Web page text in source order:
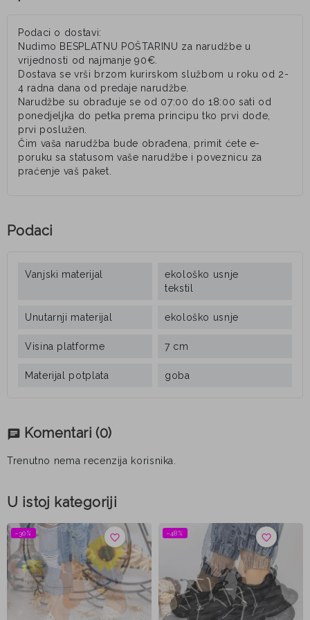
Podaci o dostavi:
Nudimo BESPLATNU POŠTARINU za narudžbe u
vrijednosti od najmanje 90€.
Dostava se vrši brzom kurirskom službom u roku od 2-
4 radna dana od predaje narudžbe.
Narudžbe su obrađuje se od 07:00 do 18:00 sati od
ponedjeljka do petka prema principu tko prvi dođe,
prvi poslužen.
Čim vaša narudžba bude obrađena, primit ćete e-
poruku sa statusom vaše narudžbe i poveznicu za
praćenje vaš paket.
Podaci
Vanjski materijal
ekološko usnje
tekstil
Unutarnji materijal ekološko usnje
Visina platforme 7 cm
Materijal potplata goba
chat Komentari (0)
Trenutno nema recenzija korisnika.
U istoj kategoriji
favorite_border
−30% favorite_border
−48%